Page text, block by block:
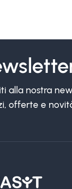
alla nostra
offerte e